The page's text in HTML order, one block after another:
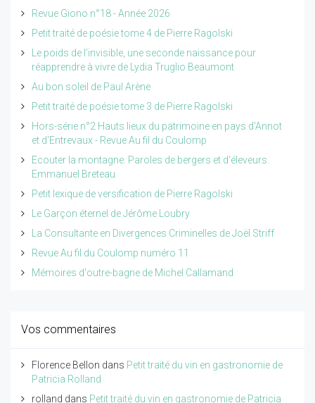
Revue Giono n°18 - Année 2026
Petit traité de poésie tome 4 de Pierre Ragolski
Le poids de l'invisible, une seconde naissance pour
réapprendre à vivre de Lydia Truglio Beaumont
Au bon soleil de Paul Arène
Petit traité de poésie tome 3 de Pierre Ragolski
Hors-série n°2 Hauts lieux du patrimoine en pays d'Annot
et d'Entrevaux - Revue Au fil du Coulomp
Ecouter la montagne. Paroles de bergers et d'éleveurs.
Emmanuel Breteau
Petit lexique de versification de Pierre Ragolski
Le Garçon éternel de Jérôme Loubry
La Consultante en Divergences Criminelles de Joël Striff
Revue Au fil du Coulomp numéro 11
Mémoires d'outre-bagne de Michel Callamand
Vos commentaires
Florence Bellon dans Petit traité du vin en gastronomie de
Patricia Rolland
rolland dans Petit traité du vin en gastronomie de Patricia